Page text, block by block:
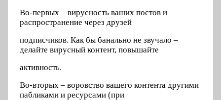
Во-первых – вирусность ваших постов и
распространение через друзей
подписчиков. Как бы банально не звучало –
делайте вирусный контент, повышайте
активность.
Во-вторых – воровство вашего контента другими
пабликами и ресурсами (при